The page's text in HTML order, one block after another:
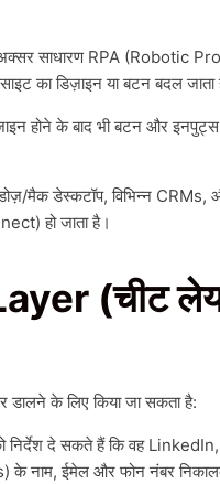
साधारण RPA (Robotic
का डिज़ाइन या बटन बदल जाता
होने के बाद भी बटन और
मैक डेस्कटॉप, विभिन्न
हो जाता है।
(चीट
के लिए किया जा सकता है:
निर्देश दे सकते हैं कि वह
के नाम, ईमेल और फोन नंबर